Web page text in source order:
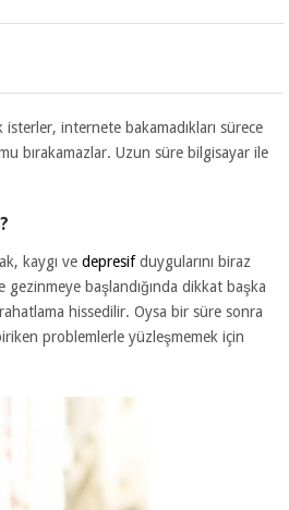
internete bakamadıkları sürece
bırakamazlar. Uzun süre bilgisayar ile
kaygı ve depresifduygularını biraz
başlandığında dikkat başka
hissedilir. Oysa bir süre sonra
problemlerle yüzleşmemek için